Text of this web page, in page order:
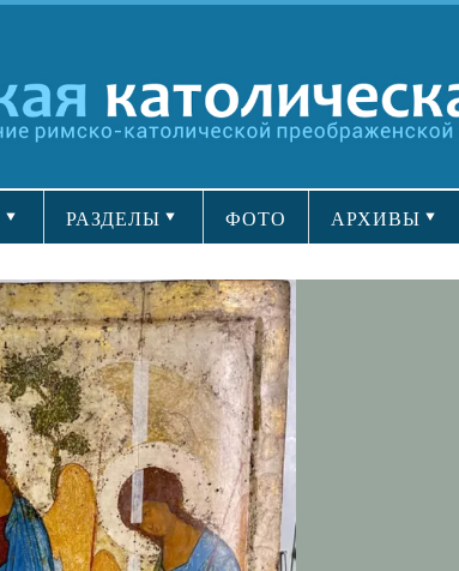
РАЗДЕЛЫ ФОТО АРХИВЫ